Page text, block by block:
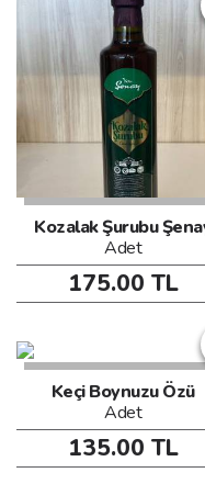
Kozalak Şurubu
Adet
175.00 TL
Keçi Boynuzu Özü
Adet
135.00 TL